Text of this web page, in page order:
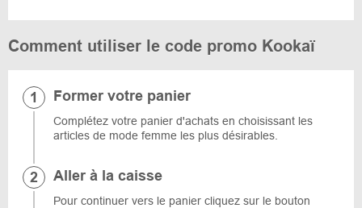
Comment utiliser le code promo Kookaï
Former votre panier
Complétez votre panier d'achats en choisissant les
articles de mode femme les plus désirables.
Aller à la caisse
Pour continuer vers le panier cliquez sur le bouton